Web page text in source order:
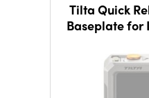
Tilta Quick
Baseplate for